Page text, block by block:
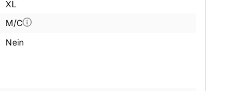
XL
M/C
Nein